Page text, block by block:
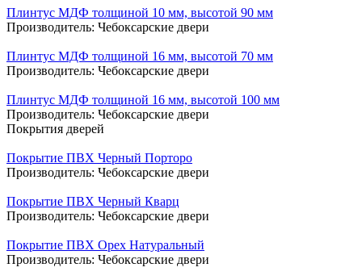
Плинтус МДФ толщиной 10 мм, высотой 90 мм
Производитель: Чебоксарские двери
Плинтус МДФ толщиной 16 мм, высотой 70 мм
Производитель: Чебоксарские двери
Плинтус МДФ толщиной 16 мм, высотой 100 мм
Производитель: Чебоксарские двери
Покрытия дверей
Покрытие ПВХ Черный Порторо
Производитель: Чебоксарские двери
Покрытие ПВХ Черный Кварц
Производитель: Чебоксарские двери
Покрытие ПВХ Орех Натуральный
Производитель: Чебоксарские двери